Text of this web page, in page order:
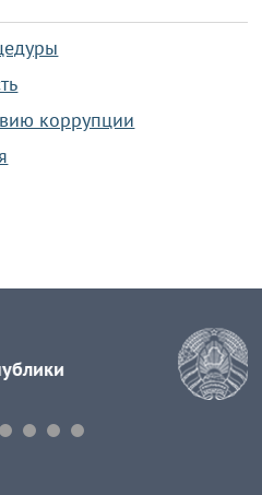
коррупции
портал